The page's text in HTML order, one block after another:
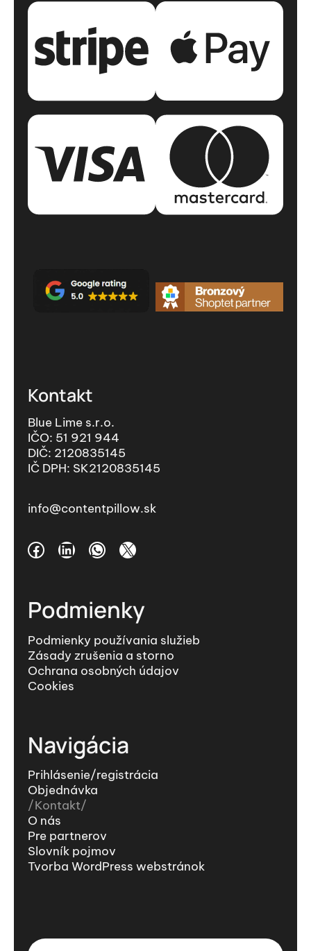
Kontakt
Blue Lime s.r.o.
IČO: 51 921 944
DIČ: 2120835145
IČ DPH: SK2120835145
info@contentpillow.sk
Podmienky
Podmienky používania služieb
Zásady zrušenia a storno
Ochrana osobných údajov
Cookies
Navigácia
Prihlásenie/registrácia
Objednávka
Kontakt
O nás
Pre partnerov
Slovník pojmov
Tvorba WordPress webstránok